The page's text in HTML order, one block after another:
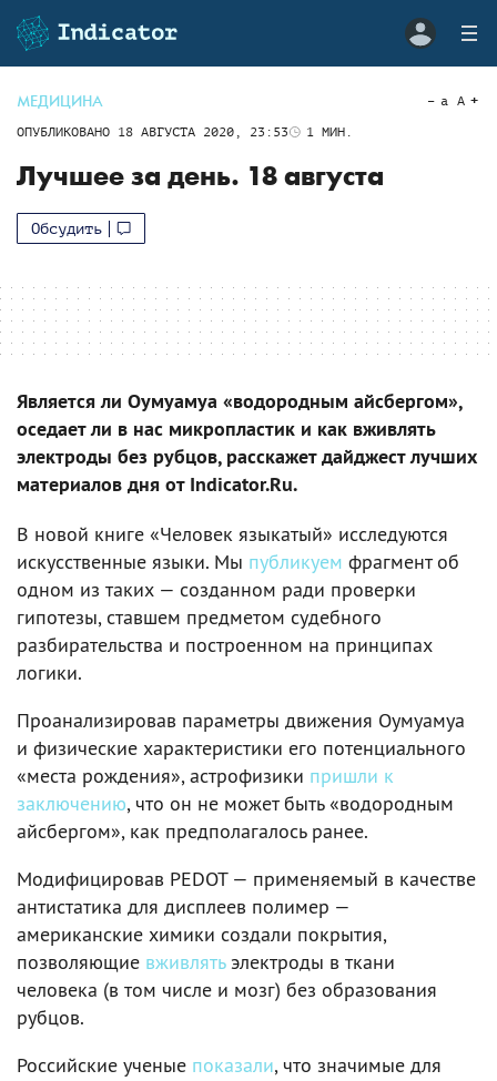
МЕДИЦИНА
ОПУБЛИКОВАНО 18 АВГУСТА 2020, 23:53 1 МИН.
a A
Лучшее за день. 18 августа
Обсудить
Является ли Оумуамуа «водородным айсбергом»,
оседает ли в нас микропластик и как вживлять
электроды без рубцов, расскажет дайджест лучших
материалов дня от Indicator.Ru.
В новой книге «Человек языкатый» исследуются
искусственные языки. Мы публикуем фрагмент об
одном из таких — созданном ради проверки
гипотезы, ставшем предметом судебного
разбирательства и построенном на принципах
логики.
Проанализировав параметры движения Оумуамуа
и физические характеристики его потенциального
«места рождения», астрофизики пришли к
заключению, что он не может быть «водородным
айсбергом», как предполагалось ранее.
Модифицировав PEDOT — применяемый в качестве
антистатика для дисплеев полимер —
американские химики создали покрытия,
позволяющие вживлятьэлектроды в ткани
человека (в том числе и мозг) без образования
рубцов.
Российские ученые показали, что значимые для